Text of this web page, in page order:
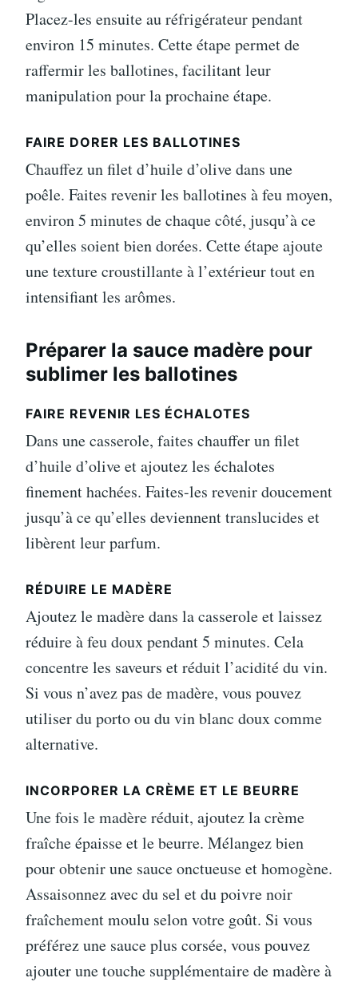
Placez-les ensuite au réfrigérateur pendant
environ 15 minutes. Cette étape permet de
raffermir les ballotines, facilitant leur
manipulation pour la prochaine étape.
FAIRE DORER LES BALLOTINES
Chauffez un filet d’huile d’olive dans une
poêle. Faites revenir les ballotines à feu moyen,
environ 5 minutes de chaque côté, jusqu’à ce
qu’elles soient bien dorées. Cette étape ajoute
une texture croustillante à l’extérieur tout en
intensifiant les arômes.
Préparer la sauce madère pour
sublimer les ballotines
FAIRE REVENIR LES ÉCHALOTES
Dans une casserole, faites chauffer un filet
d’huile d’olive et ajoutez les échalotes
finement hachées. Faites-les revenir doucement
jusqu’à ce qu’elles deviennent translucides et
libèrent leur parfum.
RÉDUIRE LE MADÈRE
Ajoutez le madère dans la casserole et laissez
réduire à feu doux pendant 5 minutes. Cela
concentre les saveurs et réduit l’acidité du vin.
Si vous n’avez pas de madère, vous pouvez
utiliser du porto ou du vin blanc doux comme
alternative.
INCORPORER LA CRÈME ET LE BEURRE
Une fois le madère réduit, ajoutez la crème
fraîche épaisse et le beurre. Mélangez bien
pour obtenir une sauce onctueuse et homogène.
Assaisonnez avec du sel et du poivre noir
fraîchement moulu selon votre goût. Si vous
préférez une sauce plus corsée, vous pouvez
ajouter une touche supplémentaire de madère à